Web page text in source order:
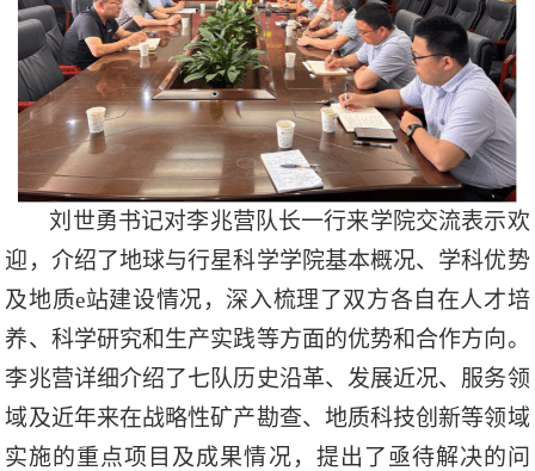
刘世勇书记对李兆营队长一行来学院交流表示欢
迎，介绍了地球与行星科学学院基本概况、学科优势
及地质e站建设情况，深入梳理了双方各自在人才培
养、科学研究和生产实践等方面的优势和合作方向。
李兆营详细介绍了七队历史沿革、发展近况、服务领
域及近年来在战略性矿产勘查、地质科技创新等领域
实施的重点项目及成果情况，提出了亟待解决的问